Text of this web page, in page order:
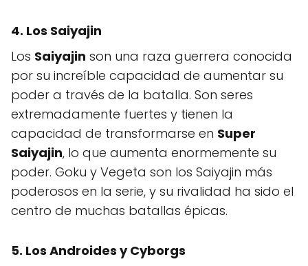
4. Los Saiyajin
Los Saiyajin son una raza guerrera conocida
por su increíble capacidad de aumentar su
poder a través de la batalla. Son seres
extremadamente fuertes y tienen la
capacidad de transformarse en Super
Saiyajin, lo que aumenta enormemente su
poder. Goku y Vegeta son los Saiyajin más
poderosos en la serie, y su rivalidad ha sido el
centro de muchas batallas épicas.
5. Los Androides y Cyborgs